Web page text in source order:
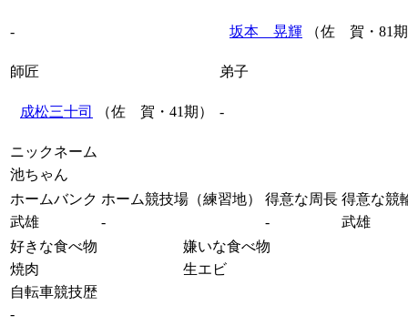
- 坂本 晃輝 （佐 賀・81
師匠 弟子
成松三十司 （佐 賀・41期） -
ニックネーム
池ちゃん
ホームバンク ホーム競技場（練習地） 得意な周長 得意な競
武雄
- -
武雄
好きな食べ物
嫌いな食べ物
焼肉
生エビ
自転車競技歴
-